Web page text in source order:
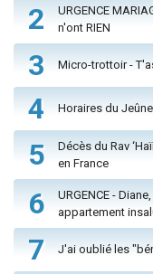
2
URGENCE
n'ont RIEN
3 Micro-trottoir -
4 Horaires du
5
Décès du Rav
en France
6
URGENCE -
appartement
7 J'ai oublié les